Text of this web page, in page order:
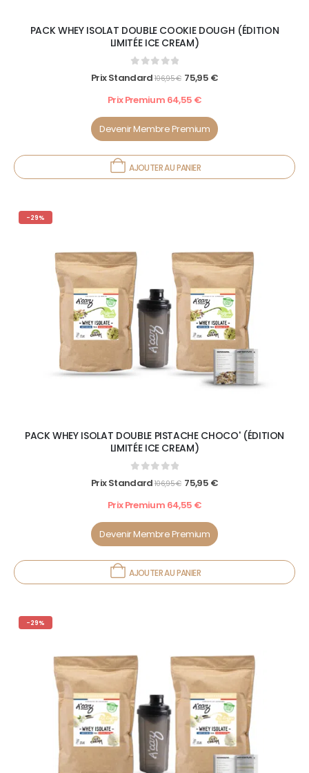
PACK WHEY ISOLAT DOUBLE COOKIE DOUGH (ÉDITION
LIMITÉE ICE CREAM)
Prix Standard106,95€ 75,95 €
Prix Premium 64,55 €
Devenir Membre Premium
AJOUTER AU PANIER
-29%
PACK WHEY ISOLAT DOUBLE PISTACHE CHOCO' (ÉDITION
LIMITÉE ICE CREAM)
0 out of 5
Prix Standard106,95€ 75,95 €
Prix Premium 64,55 €
Devenir Membre Premium
AJOUTER AU PANIER
-29%